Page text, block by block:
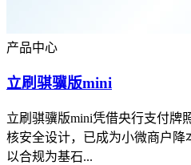
产品中心
立刷骐骥版mini
立刷骐骥版mini凭借央行支付牌
核安全设计，已成为小微商户
以合规为基石...